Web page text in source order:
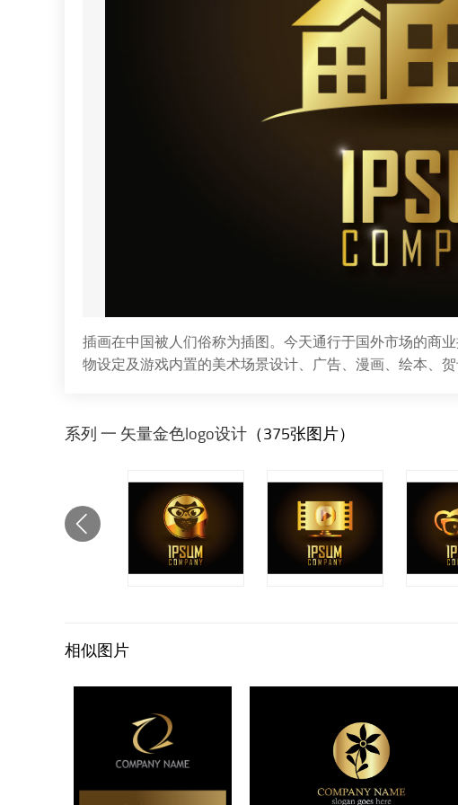
插画在中国被人们俗称为插图。今天通行于国外市场的商
物设定及游戏内置的美术场景设计、广告、漫画、绘本、
系列 一 矢量金色logo设计 （375张图片）
相似图片